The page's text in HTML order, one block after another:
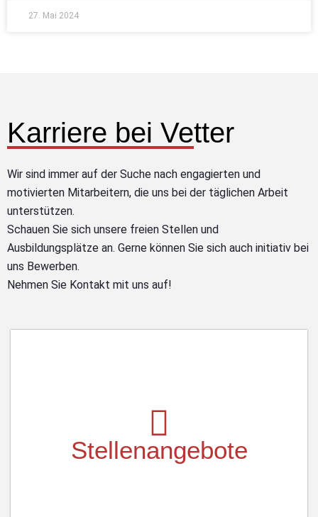
27. Mai 2024
Karriere bei Vetter
Wir sind immer auf der Suche nach engagierten und
motivierten Mitarbeitern, die uns bei der täglichen Arbeit
unterstützen.
Schauen Sie sich unsere freien Stellen und
Ausbildungsplätze an. Gerne können Sie sich auch initiativ bei
uns Bewerben.
Nehmen Sie Kontakt mit uns auf!
Stellenangebote